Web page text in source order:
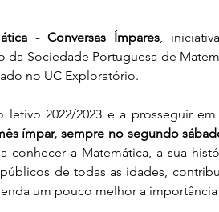
- Conversas Ímpares,
da Sociedade Portuguesa de
no UC Exploratório.
2022/2023 e a prosseguir em
ímpar, sempre no segundo
conhecer a Matemática, a sua
de todas as idades,
um pouco melhor a importância